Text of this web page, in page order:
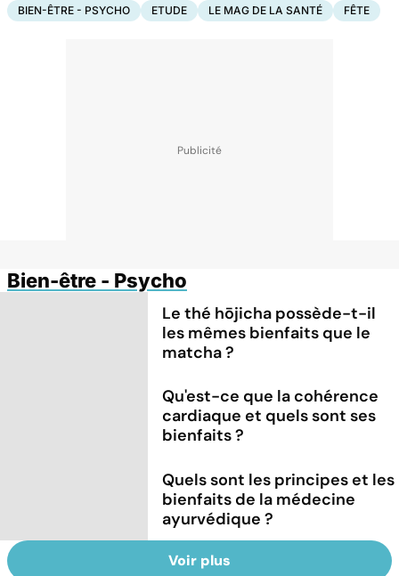
BIEN-ÊTRE - PSYCHO ETUDE LE MAG DE LA SANTÉ FÊTE
Bien-être - Psycho
Le thé hōjicha possède-t-il
les mêmes bienfaits que le
matcha ?
Qu'est-ce que la cohérence
cardiaque et quels sont ses
bienfaits ?
Quels sont les principes et les
bienfaits de la médecine
ayurvédique ?
Voir plus